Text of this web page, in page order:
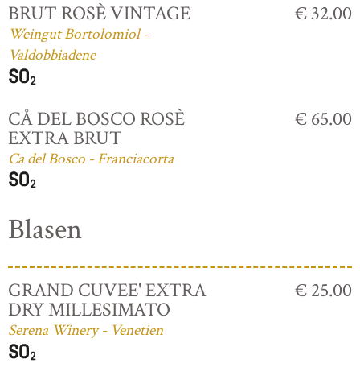
BRUT ROSÈ VINTAGE
Weingut Bortolomiol -
Valdobbiadene
€ 32.00
CÅ DEL BOSCO ROSÈ
EXTRA BRUT
Ca del Bosco - Franciacorta
€ 65.00
Blasen
GRAND CUVEE' EXTRA
DRY MILLESIMATO
Serena Winery - Venetien
€ 25.00